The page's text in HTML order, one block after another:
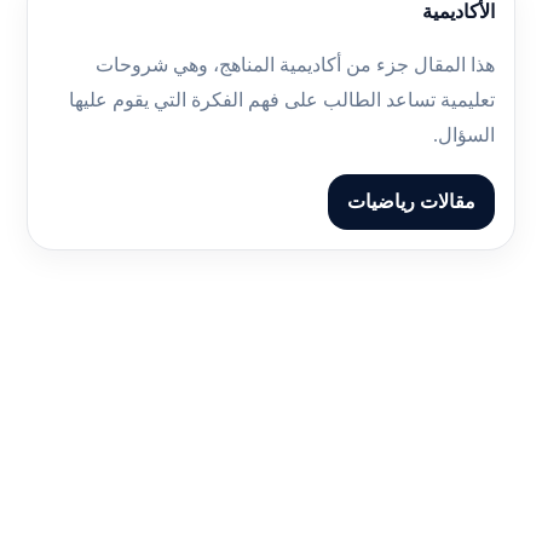
الأكاديمية
هذا المقال جزء من أكاديمية المناهج، وهي شروحات
تعليمية تساعد الطالب على فهم الفكرة التي يقوم عليها
السؤال.
مقالات رياضيات